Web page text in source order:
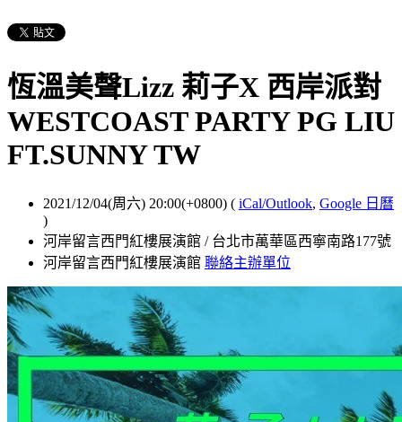
恆溫美聲Lizz 莉子X 西岸派對
WESTCOAST PARTY PG LIU
FT.SUNNY TW
2021/12/04(周六) 20:00(+0800) ( iCal/Outlook, Google 日曆
)
河岸留言西門紅樓展演館 / 台北市萬華區西寧南路177號
河岸留言西門紅樓展演館 聯絡主辦單位